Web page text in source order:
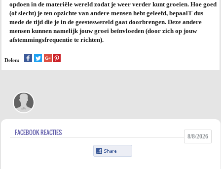
opdoen in de materiële wereld zodat je weer verder kunt groeien. Hoe goed
(of slecht) je ten opzichte van andere mensen hebt geleefd, bepaalT dus
mede de tijd die je in de geesteswereld gaat doorbrengen. Deze andere
mensen kunnen namelijk jouw groei beïnvloeden (door zich op jouw
afstemmingsfrequentie te richten).
Delen:
FACEBOOK REACTIES 8/8/2026